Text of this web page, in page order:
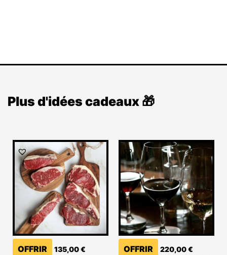
Plus d'idées cadeaux 🎁
OFFRIR 135,00€ OFFRIR 220,00€